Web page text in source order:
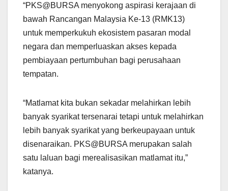
“PKS@BURSA menyokong aspirasi kerajaan di
bawah Rancangan Malaysia Ke-13 (RMK13)
untuk memperkukuh ekosistem pasaran modal
negara dan memperluaskan akses kepada
pembiayaan pertumbuhan bagi perusahaan
tempatan.
“Matlamat kita bukan sekadar melahirkan lebih
banyak syarikat tersenarai tetapi untuk melahirkan
lebih banyak syarikat yang berkeupayaan untuk
disenaraikan. PKS@BURSA merupakan salah
satu laluan bagi merealisasikan matlamat itu,”
katanya.